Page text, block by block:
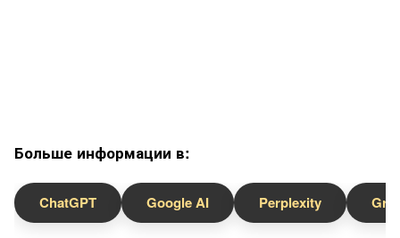
Больше информации в:
ChatGPT Google AI Perplexity